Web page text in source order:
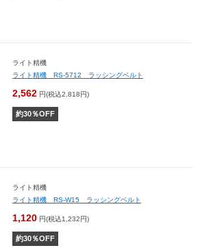
ライト精機
ライト精機 RS-5712 ラッシングベルト
2,562 円(税込2,818円)
約30％OFF
ライト精機
ライト精機 RS-W15 ラッシングベルト
1,120 円(税込1,232円)
約30％OFF